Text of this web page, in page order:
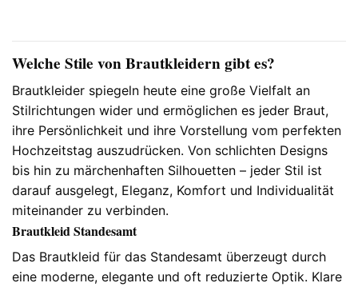
Welche Stile von Brautkleidern gibt es?
Brautkleider spiegeln heute eine große Vielfalt an
Stilrichtungen wider und ermöglichen es jeder Braut,
ihre Persönlichkeit und ihre Vorstellung vom perfekten
Hochzeitstag auszudrücken. Von schlichten Designs
bis hin zu märchenhaften Silhouetten – jeder Stil ist
darauf ausgelegt, Eleganz, Komfort und Individualität
miteinander zu verbinden.
Brautkleid Standesamt
Das Brautkleid für das Standesamt überzeugt durch
eine moderne, elegante und oft reduzierte Optik. Klare